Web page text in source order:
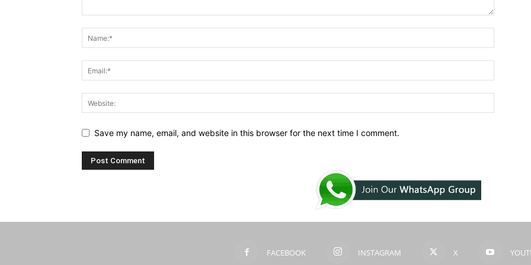
Save my name, email, and website in this browser for the next time I comment.
FACEBOOK INSTAGRAM X